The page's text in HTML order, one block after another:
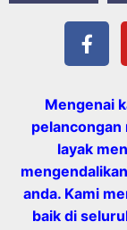
Mengenai
pelancongan
layak
anda. Kami
baik di